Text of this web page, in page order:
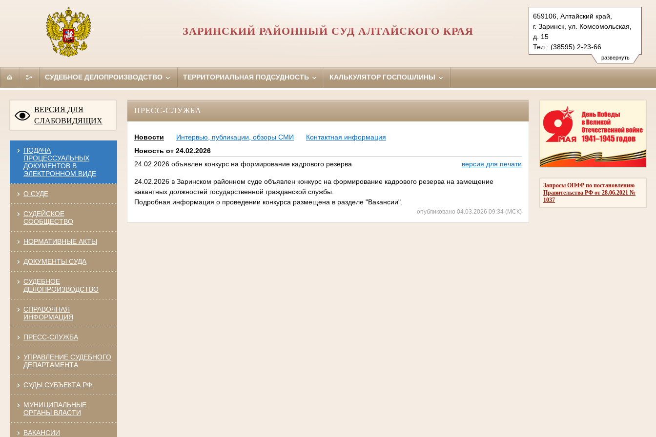
развернуть
659106, Алтайский край,
г. Заринск, ул. Комсомольская,
д. 15
Тел.: (38595) 2-23-66
zarinsky.alt@sudrf.ru
ЗАРИНСКИЙ РАЙОННЫЙ СУД АЛТАЙСКОГО КРАЯ
СУДЕБНОЕ ДЕЛОПРОИЗВОДСТВО ТЕРРИТОРИАЛЬНАЯ ПОДСУДНОСТЬ КАЛЬКУЛЯТОР ГОСПОШЛИНЫ
ВЕРСИЯ ДЛЯ
СЛАБОВИДЯЩИХ
ПОДАЧА
ПРОЦЕССУАЛЬНЫХ
ДОКУМЕНТОВ В
ЭЛЕКТРОННОМ ВИДЕ
О СУДЕ
СУДЕЙСКОЕ
СООБЩЕСТВО
НОРМАТИВНЫЕ АКТЫ
ДОКУМЕНТЫ СУДА
СУДЕБНОЕ
ДЕЛОПРОИЗВОДСТВО
СПРАВОЧНАЯ
ИНФОРМАЦИЯ
ПРЕСС-СЛУЖБА
УПРАВЛЕНИЕ СУДЕБНОГО
ДЕПАРТАМЕНТА
СУДЫ СУБЪЕКТА РФ
МУНИЦИПАЛЬНЫЕ
ОРГАНЫ ВЛАСТИ
ВАКАНСИИ
Запросы ОПФР по постановлению
Правительства РФ от 28.06.2021 №
1037
ПРЕСС-СЛУЖБА
Новости Интервью, публикации, обзоры СМИ
Контактная информация
Новость от 24.02.2026
24.02.2026 объявлен конкурс на формирование кадрового резерва
версия для печати
24.02.2026 в Заринском районном суде объявлен конкурс на формирование кадрового резерва на замещение
вакантных должностей государственной гражданской службы.
Подробная информация о проведении конкурса размещена в разделе "Вакансии".
опубликовано 04.03.2026 09:34 (МСК)